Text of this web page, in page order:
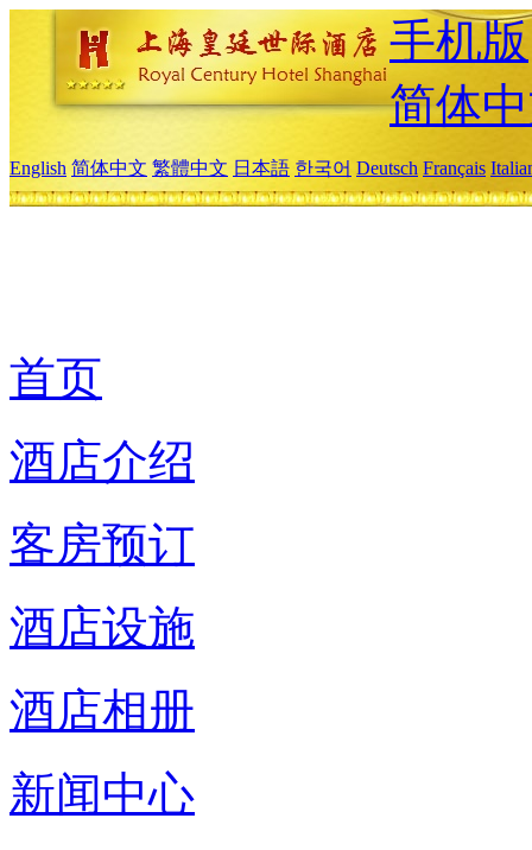
手机版
简体
English 简体中文 繁體中文 日本語 한국어 Deutsch Français
首页
酒店介绍
客房预订
酒店设施
酒店相册
新闻中心